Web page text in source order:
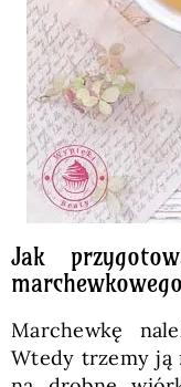
Jak
Marchewkę
Wtedy trzemy ją